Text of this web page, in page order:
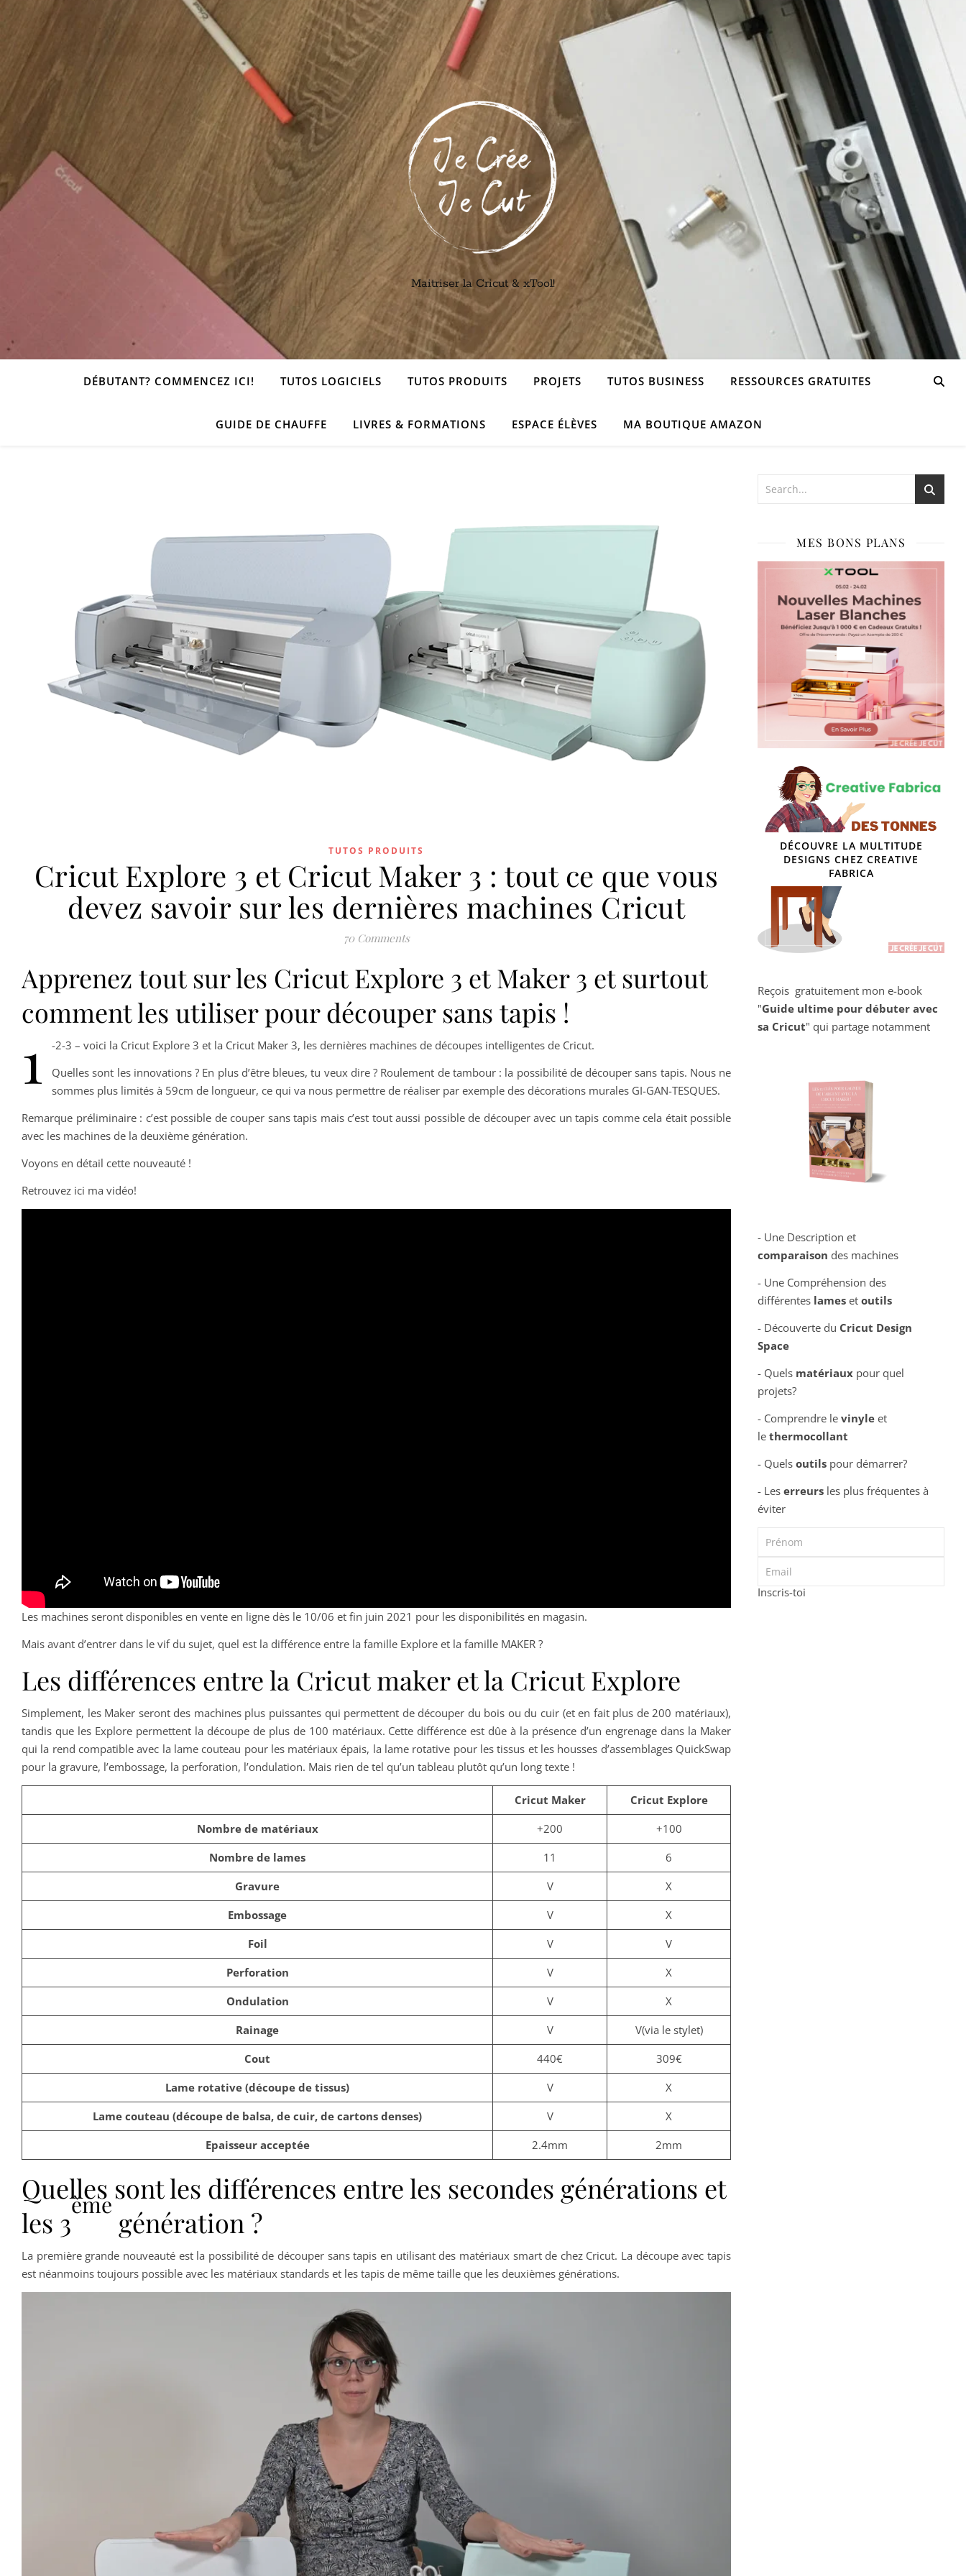
Maitriser la Cricut & xTool!
DÉBUTANT? COMMENCEZ ICI! TUTOS LOGICIELS TUTOS PRODUITS PROJETS TUTOS BUSINESS RESSOURCES GRATUITES
GUIDE DE CHAUFFE LIVRES & FORMATIONS ESPACE ÉLÈVES MA BOUTIQUE AMAZON
TUTOS PRODUITS
Cricut Explore 3 et Cricut Maker 3 : tout ce que vous
devez savoir sur les dernières machines Cricut
70 Comments
Apprenez tout sur les Cricut Explore 3 et Maker 3 et surtout
comment les utiliser pour découper sans tapis !
1
-2-3 – voici la Cricut Explore 3 et la Cricut Maker 3, les dernières machines de découpes intelligentes de Cricut.
Quelles sont les innovations ? En plus d’être bleues, tu veux dire ? Roulement de tambour : la possibilité de découper sans tapis. Nous ne
sommes plus limités à 59cm de longueur, ce qui va nous permettre de réaliser par exemple des décorations murales GI-GAN-TESQUES.
Remarque préliminaire : c’est possible de couper sans tapis mais c’est tout aussi possible de découper avec un tapis comme cela était possible
avec les machines de la deuxième génération.
Voyons en détail cette nouveauté !
Retrouvez ici ma vidéo!
Les machines seront disponibles en vente en ligne dès le 10/06 et fin juin 2021 pour les disponibilités en magasin.
Mais avant d’entrer dans le vif du sujet, quel est la différence entre la famille Explore et la famille MAKER ?
Les différences entre la Cricut maker et la Cricut Explore
Simplement, les Maker seront des machines plus puissantes qui permettent de découper du bois ou du cuir (et en fait plus de 200 matériaux),
tandis que les Explore permettent la découpe de plus de 100 matériaux. Cette différence est dûe à la présence d’un engrenage dans la Maker
qui la rend compatible avec la lame couteau pour les matériaux épais, la lame rotative pour les tissus et les housses d’assemblages QuickSwap
pour la gravure, l’embossage, la perforation, l’ondulation. Mais rien de tel qu’un tableau plutôt qu’un long texte !
Cricut Maker
Cricut Explore
Nombre de matériaux
+200
+100
Nombre de lames
11
6
Gravure
V
X
Embossage
V
X
Foil
V
V
Perforation
V
X
Ondulation
V
X
Rainage
V
V(via le stylet)
Cout
440€
309€
Lame rotative (découpe de tissus)
V
X
Lame couteau (découpe de balsa, de cuir, de cartons denses)
V
X
Epaisseur acceptée
2.4mm 2mm
Quelles sont les différences entre les secondes générations et
les 3
ème
génération ?
La première grande nouveauté est la possibilité de découper sans tapis en utilisant des matériaux smart de chez Cricut. La découpe avec tapis
est néanmoins toujours possible avec les matériaux standards et les tapis de même taille que les deuxièmes générations.
MES BONS PLANS
DÉCOUVRE LA MULTITUDE
DESIGNS CHEZ CREATIVE
FABRICA
Reçois gratuitement mon e-book
"Guide ultime pour débuter avec
sa Cricut" qui partage notamment
- Une Description et
comparaison des machines
- Une Compréhension des
différentes lames et outils
- Découverte du Cricut Design
Space
- Quels matériaux pour quel
projets?
- Comprendre le vinyle et
le thermocollant
- Quels outils pour démarrer?
- Les erreurs les plus fréquentes à
éviter
Inscris-toi